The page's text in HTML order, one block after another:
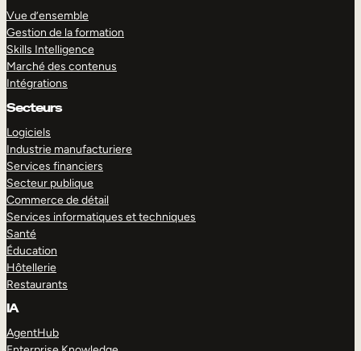
Vue d’ensemble
Gestion de la formation
Skills Intelligence
Marché des contenus
Intégrations
Secteurs
Logiciels
Industrie manufacturiere
Services financiers
Secteur publique
Commerce de détail
Services informatiques et techniques
Santé
Éducation
Hôtellerie
Restaurants
IA
AgentHub